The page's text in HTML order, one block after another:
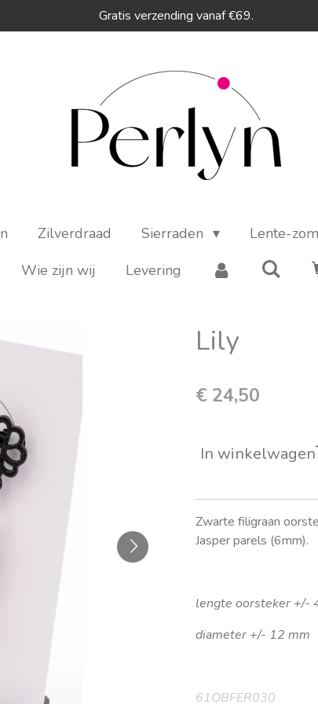
Gratis verzending vanaf €69.
Zilverdraad Sierraden Lente-
Wie zijn wij
Levering
Lily
€ 24,50
In winkelwagen
Zwarte filigraan
Jasper parels (6mm).
lengte oorsteker +/-
diameter +/- 12 mm
61OBFER030